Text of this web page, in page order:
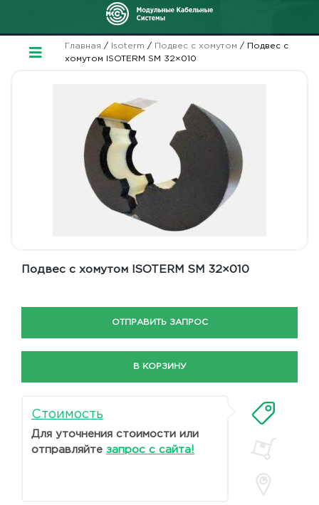
Главная / Isoterm / Подвес с хомутом / Подвес с
хомутом ISOTERM SM 32×010
Подвес с хомутом ISOTERM SM 32×010
ОТПРАВИТЬ ЗАПРОС
В КОРЗИНУ
Стоимость
Для уточнения стоимости или
отправляйте запрос с сайта!